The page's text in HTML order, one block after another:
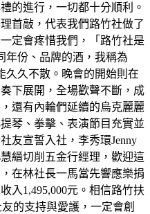
的進行，一切都十分順利。
首敲，代表我們路竹社做了
定會疼惜我們，「路竹社是
年份、品牌的酒，我稱為
久久不散。晚會的開始則在
下展開，全場歡聲不斷，成
還有內輪們延續的烏克麗麗
琴、拳擊、表演節目充實並
友宣誓入社，李秀環Jenny
縉切削五金行經理，歡迎這
在林社長一馬當先響應樂捐
入1,495,000元。相信路竹扶
的支持與愛護，一定會創